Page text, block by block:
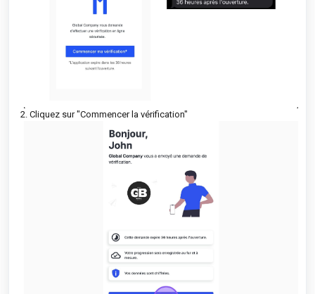
2. Cliquez sur "Commencer la vérification"